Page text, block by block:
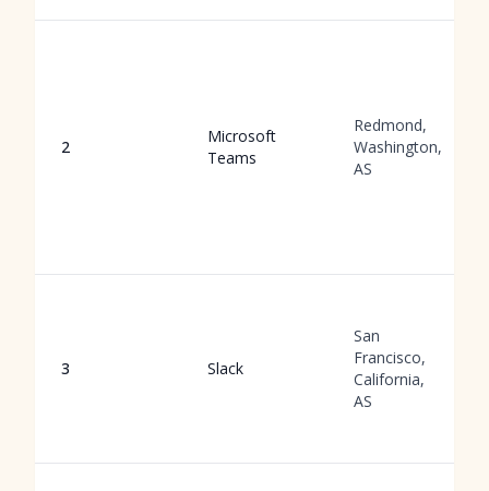
2
Microsoft
Teams
Redmond,
Washington,
AS
3 Slack
San
Francisco,
California,
AS